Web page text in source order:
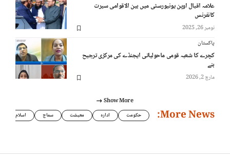
علامہ اقبال اوپن یونیورسٹی میں بین الاقوامی سیرت
کانفرنس
نومبر 26, 2025
پاکستان
کچرے کا شعبہ قومی ماحولیاتی ایجنڈے کی مرکزی ترجیح
بنے
مارچ 2, 2026
Show More
More News: حکومت ادارہ معیشت سماج اسلام